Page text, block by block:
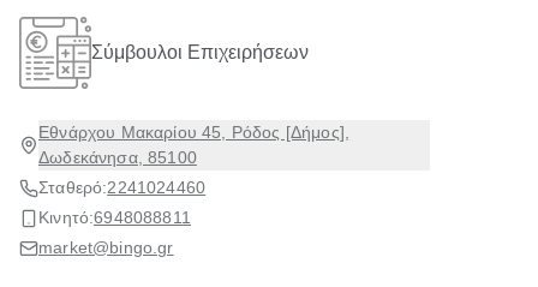
Σύμβουλοι Επιχειρήσεων
Εθνάρχου Μακαρίου 45, Ρόδος [Δήμος],
Δωδεκάνησα, 85100
Σταθερό:2241024460
Κινητό:6948088811
market@bingo.gr